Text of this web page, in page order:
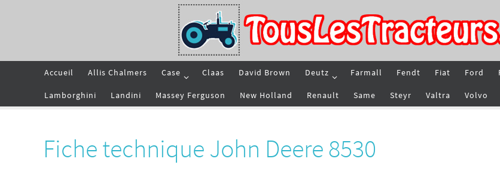
Accueil Allis Chalmers Case Claas David Brown Deutz Farmall Fendt Fiat Ford
Lamborghini Landini Massey Ferguson New Holland Renault Same Steyr Valtra Volvo
Fiche technique John Deere 8530